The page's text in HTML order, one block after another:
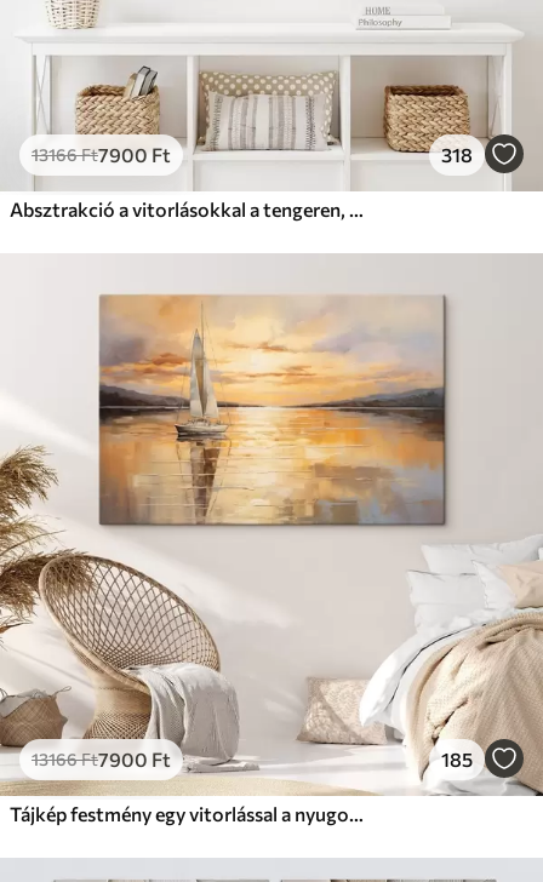
13166Ft7900 Ft 318
Absztrakció a vitorlásokkal a tengeren, akril stílusban, naplemente
13166Ft7900 Ft 185
Tájkép festmény egy vitorlással a nyugodt tengeren, narancssárga és sárga égbolt, távoli hegyek